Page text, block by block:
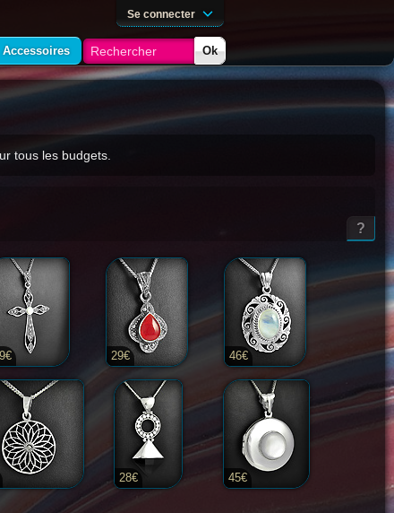
tous les budgets.
?
29€ 46€
28€ 45€
Se connecter
Accessoires Ok